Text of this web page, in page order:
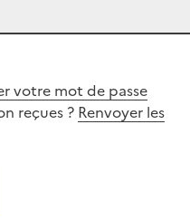
votre mot de passe
reçues ? Renvoyer les